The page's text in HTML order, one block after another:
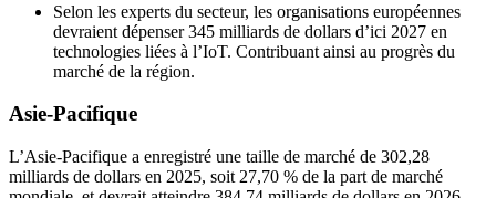
Selon les experts du secteur, les organisations européennes
devraient dépenser 345 milliards de dollars d’ici 2027 en
technologies liées à l’IoT. Contribuant ainsi au progrès du
marché de la région.
Asie-Pacifique
L’Asie-Pacifique a enregistré une taille de marché de 302,28
milliards de dollars en 2025, soit 27,70 % de la part de marché